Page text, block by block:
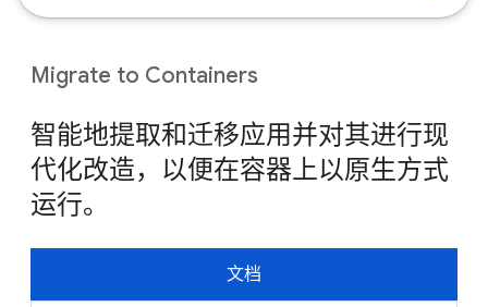
Migrate to Containers
智能地提取和迁移应用并对其进行现
代化改造，以便在容器上以原生方式
运行。
文档